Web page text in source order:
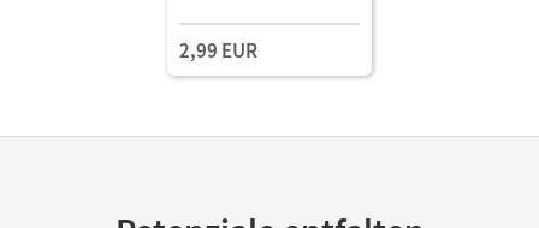
Fachkunde als E-Book
Mit Medien
2,99 EUR